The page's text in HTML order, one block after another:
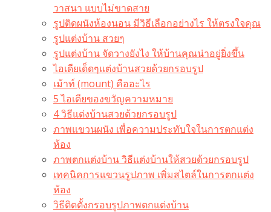
วาสนา แบบไม่ขาดสาย
รูปติดผนังห้องนอน มีวิธีเลือกอย่างไร ให้ตรงใจคุณ
รูปแต่งบ้าน สวยๆ
รูปแต่งบ้าน จัดวางยังไง ให้บ้านคุณน่าอยู่ยิ่งขึ้น
ไอเดียเด็ดๆแต่งบ้านสวยด้วยกรอบรูป
เม้าท์ (mount) คืออะไร​
5 ไอเดียของขวัญความหมาย
4 วิธีแต่งบ้านสวยด้วยกรอบรูป
ภาพแขวนผนัง เพื่อความประทับใจในการตกแต่ง
ห้อง
ภาพตกแต่งบ้าน วิธีแต่งบ้านให้สวยด้วยกรอบรูป
เทคนิคการแขวนรูปภาพ เพิ่มสไตล์ในการตกแต่ง
ห้อง
วิธีติดตั้งกรอบรูปภาพตกแต่งบ้าน